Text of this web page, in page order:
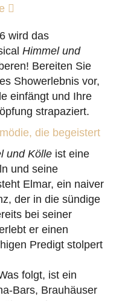
wird das
Himmel und
Bereiten Sie
Showerlebnis vor,
einfängt und Ihre
strapaziert.
die begeistert
und Kölle ist eine
und seine
Elmar, ein naiver
der in die sündige
bei seiner
er einen
Predigt stolpert
folgt, ist ein
Bars, Brauhäuser